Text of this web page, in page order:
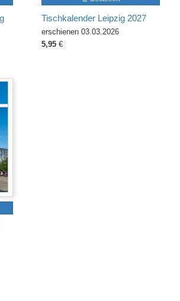
Tischkalender Leipzig 2027
erschienen 03.03.2026
5,95 €